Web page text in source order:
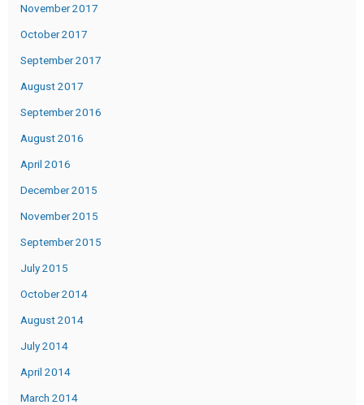
November 2017
October 2017
September 2017
August 2017
September 2016
August 2016
April 2016
December 2015
November 2015
September 2015
July 2015
October 2014
August 2014
July 2014
April 2014
March 2014